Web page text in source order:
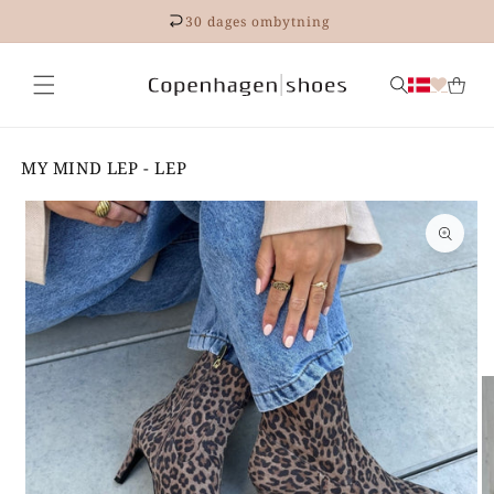
30 dages ombytning
MY MIND LEP - LEP
til